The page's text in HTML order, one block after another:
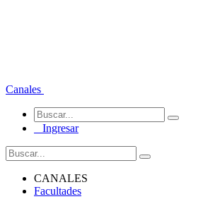
Canales
Ingresar
CANALES
Facultades